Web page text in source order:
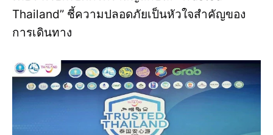
Thailand” ชี้ความปลอดภัยเป็นหัวใจสำคัญของ
การเดินทาง